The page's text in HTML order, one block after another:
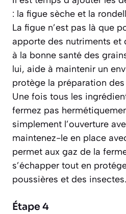
: la figue sèche et la
La figue n’est pas là que
apporte des nutriments et
à la bonne santé des
lui, aide à maintenir un
protège la préparation
Une fois tous les
fermez pas
simplement l’ouverture
maintenez-le en place
permet aux gaz de la
s’échapper tout en
poussières et des insectes.
Étape 4